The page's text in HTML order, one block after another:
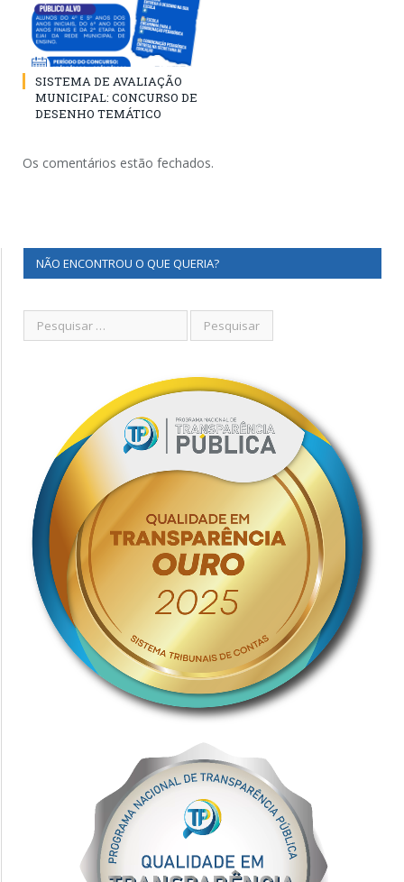
SISTEMA DE AVALIAÇÃO
MUNICIPAL: CONCURSO DE
DESENHO TEMÁTICO
Os comentários estão fechados.
NÃO ENCONTROU O QUE QUERIA?